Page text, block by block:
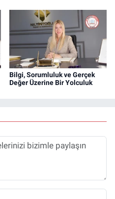
Bilgi, Sorumluluk ve Gerçek
Değer Üzerine Bir Yolculuk